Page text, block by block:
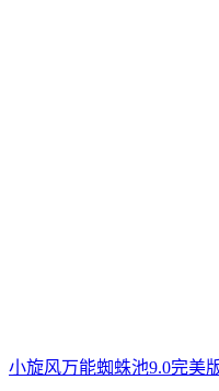
小旋风万能蜘蛛池9.0完美